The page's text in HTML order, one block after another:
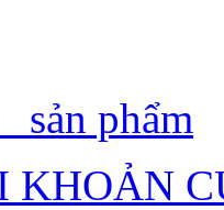
sản phẩm
KHOẢN